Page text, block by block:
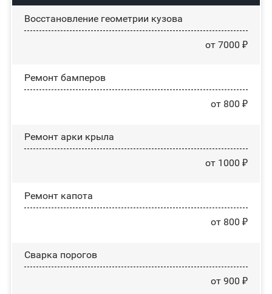
Восстановление геометрии кузова
от 7000 ₽
Ремонт бамперов
от 800 ₽
Ремонт арки крыла
от 1000 ₽
Ремонт капота
от 800 ₽
Сварка порогов
от 900 ₽